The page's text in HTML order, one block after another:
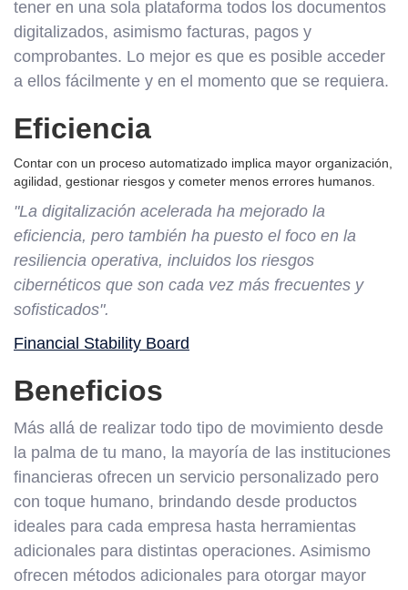
tener en una sola plataforma todos los documentos
digitalizados, asimismo facturas, pagos y
comprobantes. Lo mejor es que es posible acceder
a ellos fácilmente y en el momento que se requiera.
Eficiencia
Contar con un proceso automatizado implica mayor organización,
agilidad, gestionar riesgos y cometer menos errores humanos.
"La digitalización acelerada ha mejorado la
eficiencia, pero también ha puesto el foco en la
resiliencia operativa, incluidos los riesgos
cibernéticos que son cada vez más frecuentes y
sofisticados".
Financial Stability Board
Beneficios
Más allá de realizar todo tipo de movimiento desde
la palma de tu mano, la mayoría de las instituciones
financieras ofrecen un servicio personalizado pero
con toque humano, brindando desde productos
ideales para cada empresa hasta herramientas
adicionales para distintas operaciones. Asimismo
ofrecen métodos adicionales para otorgar mayor